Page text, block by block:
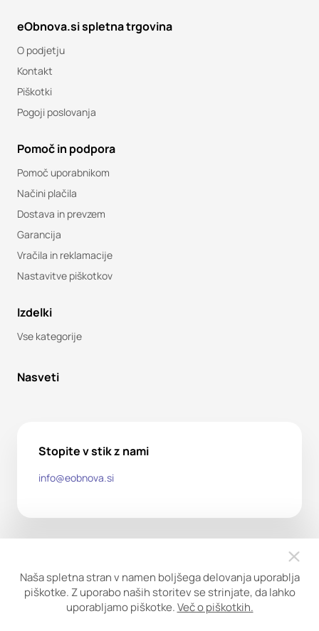
eObnova.si spletna trgovina
O podjetju
Kontakt
Piškotki
Pogoji poslovanja
Pomoč in podpora
Pomoč uporabnikom
Načini plačila
Dostava in prevzem
Garancija
Vračila in reklamacije
Nastavitve piškotkov
Izdelki
Vse kategorije
Nasveti
Stopite v stik z nami
info@eobnova.si
Copyright ©2026. Obnova trgovina d.o.o. Vse pravice
Naša spletna stran v namen boljšega delovanja uporablja
piškotke. Z uporabo naših storitev se strinjate, da lahko
uporabljamo piškotke.Več o piškotkih.